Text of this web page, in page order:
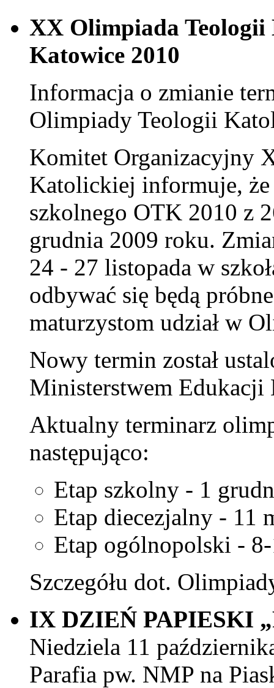
XX Olimpiada
Katowice 2010
Informacja o zmianie
Olimpiady Teologii
Komitet Organizacyjny
Katolickiej informuje, że
szkolnego OTK 2010 z
grudnia 2009 roku.
24 - 27 listopada w
odbywać się będą
maturzystom udział w
Nowy termin został
Ministerstwem Edukacji
Aktualny terminarz
następująco:
Etap szkolny - 1
Etap diecezjalny - 11
Etap ogólnopolski -
Szczegółu dot.
IX DZIEŃ PAPIESKI
Niedziela 11
Parafia pw. NMP na